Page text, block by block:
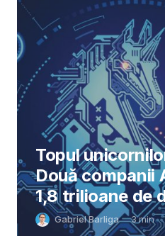
Topul
Două companii
1,8 trilioane de
Gabriel Barliga 3min